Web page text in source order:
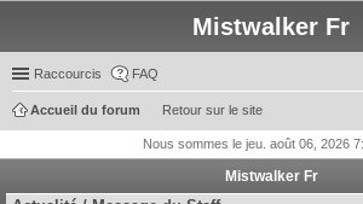
Mistwalker Fr
Raccourcis FAQ
Retour sur le site
Accueil du forum
Nous sommes le jeu. août 06, 2026
Mistwalker Fr